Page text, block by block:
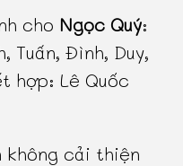
cho Ngọc Quý:
Tuấn, Đình, Duy,
hợp: Lê Quốc
cải thiện